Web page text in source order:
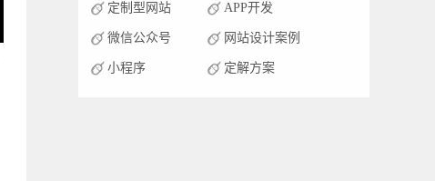
定制型网站 APP开发
微信公众号 网站设计案例
小程序 定解方案